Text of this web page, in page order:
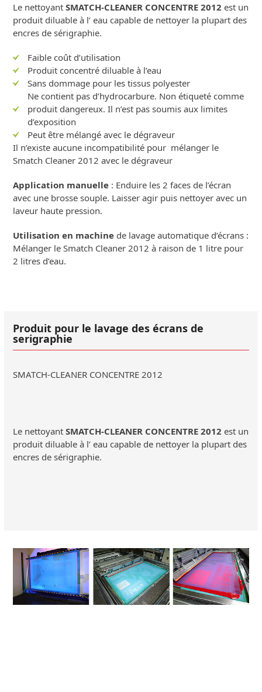
Le nettoyant SMATCH-CLEANER CONCENTRE 2012 est un
produit diluable à l’ eau capable de nettoyer la plupart des
encres de sérigraphie.
Faible coût d’utilisation
Produit concentré diluable à l’eau
Sans dommage pour les tissus polyester
Ne contient pas d’hydrocarbure. Non étiqueté comme
produit dangereux. Il n’est pas soumis aux limites
d’exposition
Peut être mélangé avec le dégraveur
Il n’existe aucune incompatibilité pour mélanger le
Smatch Cleaner 2012 avec le dégraveur
Application manuelle : Enduire les 2 faces de l’écran
avec une brosse souple. Laisser agir puis nettoyer avec un
laveur haute pression.
Utilisation en machine de lavage automatique d’écrans :
Mélanger le Smatch Cleaner 2012 à raison de 1 litre pour
2 litres d’eau.
Produit pour le lavage des écrans de
serigraphie
SMATCH-CLEANER CONCENTRE 2012
Le nettoyant SMATCH-CLEANER CONCENTRE 2012 est un
produit diluable à l’ eau capable de nettoyer la plupart des
encres de sérigraphie.